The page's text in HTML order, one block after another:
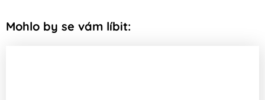
Mohlo by se vám líbit: